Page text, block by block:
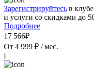
Зарегистрируйтесь в
и услуги со скидками до
Подробнее
17 566₽
От 4 999 ₽ / мес.
i